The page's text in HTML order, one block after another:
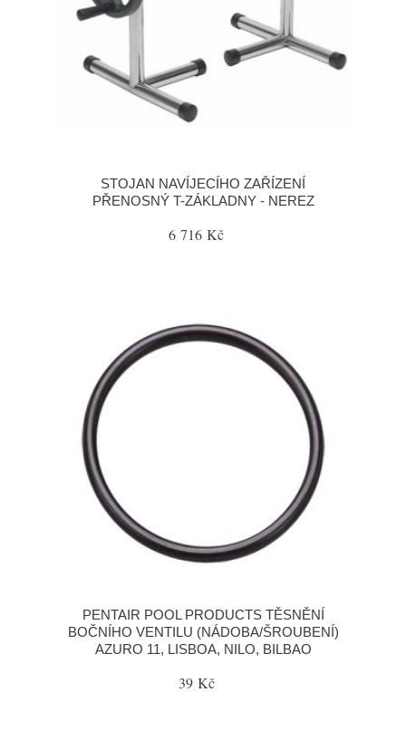
STOJAN NAVÍJECÍHO ZAŘÍZENÍ
PŘENOSNÝ T-ZÁKLADNY - NEREZ
6 716 Kč
PENTAIR POOL PRODUCTS TĚSNĚNÍ
BOČNÍHO VENTILU (NÁDOBA/ŠROUBENÍ)
AZURO 11, LISBOA, NILO, BILBAO
39 Kč